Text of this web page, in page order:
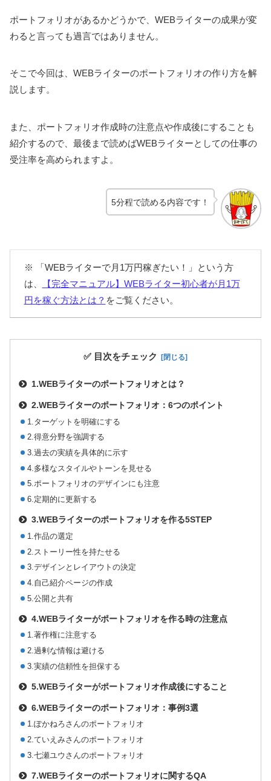
ポートフォリオがあるかどうかで、WEBライターの成果が変
わると言っても過言ではありません。
そこで今回は、WEBライターのポートフォリオの作り方を解
説します。
また、ポートフォリオ作成時の注意点や作成後にすることも
紹介するので、最後まで読めばWEBライターとしての仕事の
受注率を高められますよ。
5分程で読める内容です ！
※ 「WEBライターで月1万円稼ぎたい！」という方
は、
【完全マニュアル】WEBライター初心者が月1万
円を稼ぐ方法とは？ をご覧ください。
✅ 目次をチェック
1.WEBライターのポートフォリオとは？
2.WEBライターのポートフォリオ：6つのポイント
1.ターゲットを明確にする
2.得意分野を強調する
3.過去の実績を具体的に示す
4.多様なスタイルやトーンを見せる
5.ポートフォリオのデザインにも注意
6.定期的に更新する
3.WEBライターのポートフォリオを作る5STEP
1.作品の選定
2.ストーリー性を持たせる
3.デザインとレイアウトの決定
4.自己紹介ページの作成
5.公開と共有
4.WEBライターがポートフォリオを作る時の注意点
1.著作権に注意する
2.過剰な情報は避ける
3.実績の信頼性を担保する
5.WEBライターがポートフォリオ作成後にすること
6.WEBライターのポートフォリオ：事例3選
1.ぽかねろさんのポートフォリオ
2.ていえみさんのポートフォリオ
3.七瀬ユウさんのポートフォリオ
7.WEBライターのポートフォリオに関するQA